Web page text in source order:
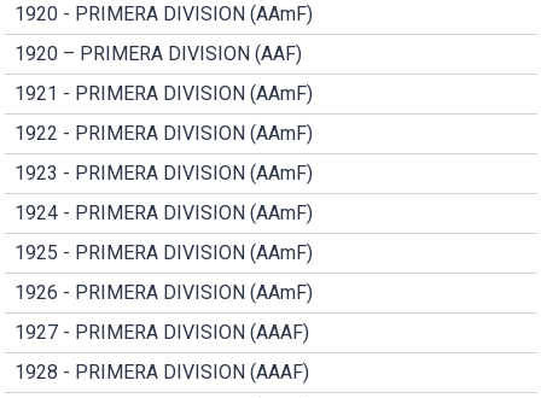
1920 - PRIMERA DIVISION (AAmF)
1920 – PRIMERA DIVISION (AAF)
1921 - PRIMERA DIVISION (AAmF)
1922 - PRIMERA DIVISION (AAmF)
1923 - PRIMERA DIVISION (AAmF)
1924 - PRIMERA DIVISION (AAmF)
1925 - PRIMERA DIVISION (AAmF)
1926 - PRIMERA DIVISION (AAmF)
1927 - PRIMERA DIVISION (AAAF)
1928 - PRIMERA DIVISION (AAAF)